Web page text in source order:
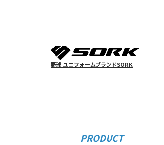
野球 ユニフォームブランドSORK
PRODUCT